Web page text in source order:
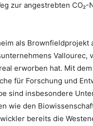
zur angestrebten
als Brownfieldprojekt
Vallourec,
erworben hat. Mit
für Forschung und
sind insbesondere
wie den
bereits die